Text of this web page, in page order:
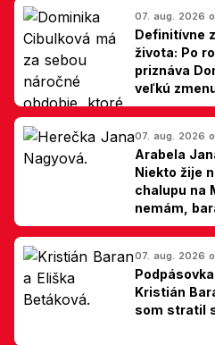
07. aug. 2026
Definitívne
života: Po
priznáva
veľkú
07. aug. 2026
Arabela
Niekto žije
chalupu na
nemám,
Slovákom
07. aug. 2026
Kristián
som stratil